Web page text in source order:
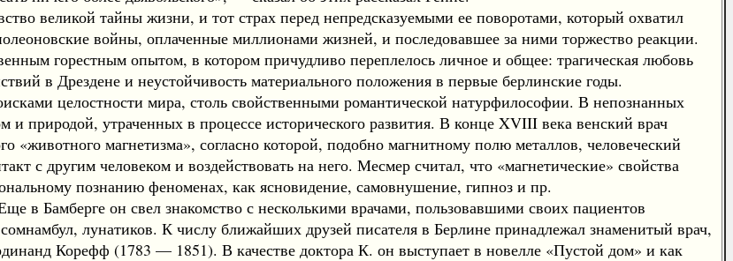
великой тайны жизни, и тот страх перед непредсказуемыми ее поворотами, который охватил
войны, оплаченные миллионами жизней, и последовавшее за ними торжество реакции.
горестным опытом, в котором причудливо переплелось личное и общее: трагическая любовь
в Дрездене и неустойчивость материального положения в первые берлинские годы.
целостности мира, столь свойственными романтической натурфилософии. В непознанных
и природой, утраченных в процессе исторического развития. В конце XVIII века венский врач
магнетизма», согласно которой, подобно магнитному полю металлов, человеческий
с другим человеком и воздействовать на него. Месмер считал, что «магнетические» свойства
познанию феноменах, как ясновидение, самовнушение, гипноз и пр.
в Бамберге он свел знакомство с несколькими врачами, пользовавшими своих пациентов
лунатиков. К числу ближайших друзей писателя в Берлине принадлежал знаменитый врач,
Корефф (1783 — 1851). В качестве доктора К. он выступает в новелле «Пустой дом» и как